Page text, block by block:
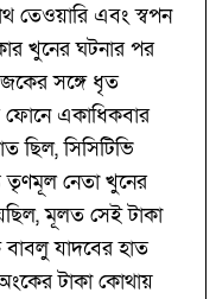
তেওয়ারি এবং স্বপন
খুনের ঘটনার পর
সঙ্গে ধৃত
ফোনে একাধিকবার
ছিল, সিসিটিভি
তৃণমূল নেতা খুনের
মূলত সেই টাকা
যাদবের হাত
টাকা কোথায়